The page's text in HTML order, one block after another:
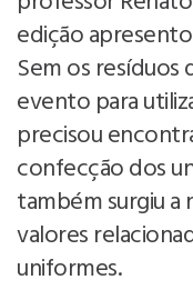
edição
Sem os resíduos
evento para
precisou
confecção dos
também surgiu a
valores
uniformes.